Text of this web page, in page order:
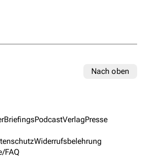
Nach oben
BriefingsPodcastVerlagPresse
Widerrufsbelehrung
FAQ